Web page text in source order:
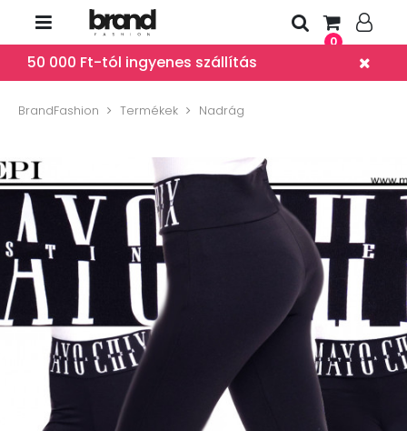
0
50 000 Ft-tól ingyenes szállítás
BrandFashion Termékek Nadrág